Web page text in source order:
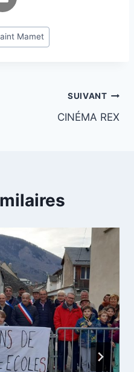
Mamet
SUIVANT
CINÉMA REX